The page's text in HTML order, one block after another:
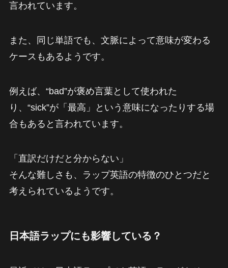
言われています。
また、同じ単語でも、文脈によって意味が変わる
ケースもあるようです。
例えば、“bad”が褒め言葉として使われた
り、“sick”が「最高」という意味になったりする場
合もあると言われています。
「直訳だけだと分からない」
そんな難しさも、ラップ英語の特徴のひとつだと
考えられているようです。
日本語ラップにも影響している？